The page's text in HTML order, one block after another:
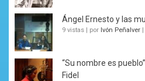
Ángel Ernesto y las
9 vistas | por Ivón Peñalver |
“Su nombre es
Fidel